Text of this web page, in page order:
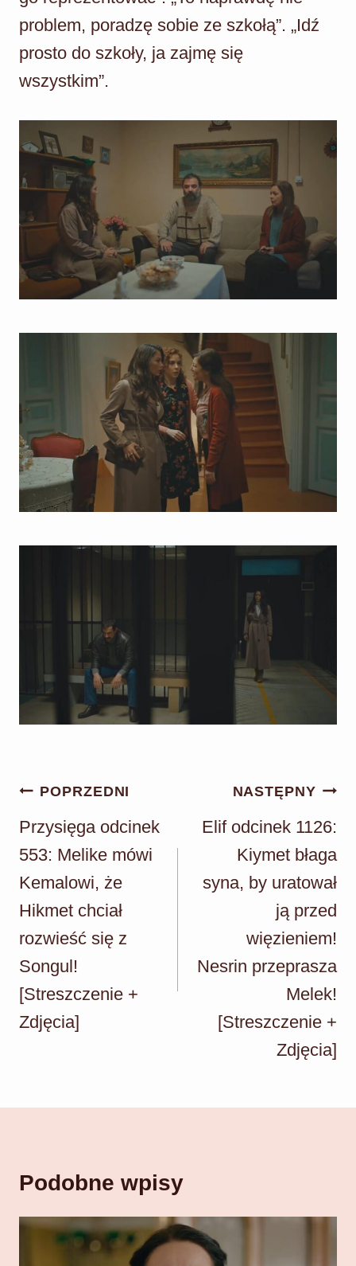
problem, poradzę sobie ze szkołą”. „Idź
prosto do szkoły, ja zajmę się
wszystkim”.
Nawigacja
wpisu
POPRZEDNI
Przysięga odcinek
553: Melike mówi
Kemalowi, że
Hikmet chciał
rozwieść się z
Songul!
[Streszczenie +
Zdjęcia]
NASTĘPNY
Elif odcinek 1126:
Kiymet błaga
syna, by uratował
ją przed
więzieniem!
Nesrin przeprasza
Melek!
[Streszczenie +
Zdjęcia]
Podobne wpisy